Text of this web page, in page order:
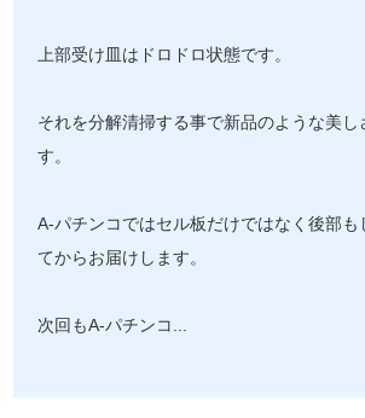
上部受け皿はドロドロ状態です。
それを分解清掃する事で新品のような美し
す。
A-パチンコではセル板だけではなく後部も
てからお届けします。
次回もA-パチンコ